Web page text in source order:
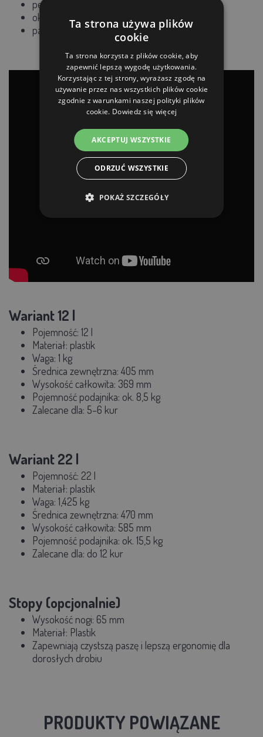
perły
okrutny
pawie
Wariant 12 l
Pojemność: 12 l
Materiał: plastik
Waga: 1 kg
Średnica zewnętrzna: 405 mm
Wysokość całkowita: 369 mm
Pojemność podajnika: ok. 8,5 kg
Zalecane dla: 5–6 kur
Wariant 22 l
Pojemność: 22 l
Materiał: plastik
Waga: 1,425 kg
Średnica zewnętrzna: 470 mm
Wysokość całkowita: 585 mm
Pojemność podajnika: ok. 15,5 kg
Zalecane dla: do 12 kur
Stopy (opcjonalnie)
Wysokość nogi: 65 mm
Materiał: Plastik
Zapewniają czystszą paszę i lepszą ergonomię dla
dorosłych drobiu
PRODUKTY POWIĄZANE
Ta strona używa plików
cookie
Ta strona korzysta z plików cookie, aby
zapewnić lepszą wygodę użytkowania.
Korzystając z tej strony, wyrażasz zgodę na
używanie przez nas wszystkich plików cookie
zgodnie z warunkami naszej polityki plików
cookie. Dowiedz się więcej
AKCEPTUJ WSZYSTKIE
ODRZUĆ WSZYSTKIE
POKAŻ SZCZEGÓŁY